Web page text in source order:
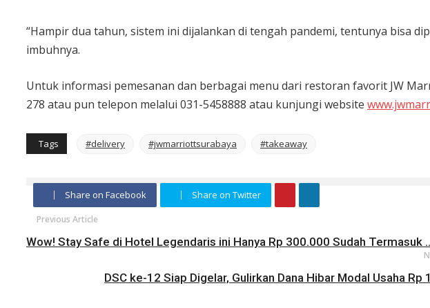
“Hampir dua tahun, sistem ini dijalankan di tengah pandemi, tentunya bisa
imbuhnya.
Untuk informasi pemesanan dan berbagai menu dari restoran favorit JW
278 atau pun telepon melalui 031-5458888 atau kunjungi website
Tags #delivery #jwmarriottsurabaya #takeaway
Share on Facebook Share on Twitter
Previous Article
Wow! Stay Safe di Hotel Legendaris ini Hanya Rp 300.000 Sudah Termasuk
DSC ke-12 Siap Digelar, Gulirkan Dana Hibar Modal Usaha Rp